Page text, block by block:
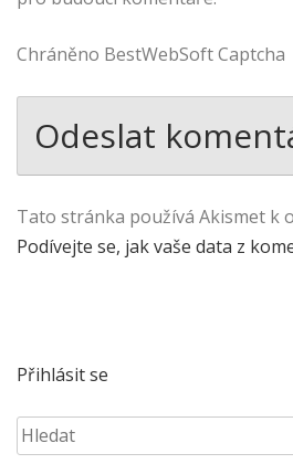
Chráněno BestWebSoft Captcha
Tato stránka používá Akismet k
Podívejte se, jak vaše data z
Přihlásit se
Hledat